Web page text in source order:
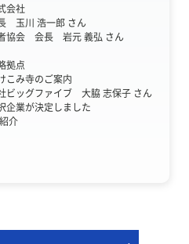
会社
浩一郎 さん
協会 会長 岩元 義弘 さん
拠点
こみ寺のご案内
ビッグファイブ 大脇 志保子 さん
企業が決定しました
介